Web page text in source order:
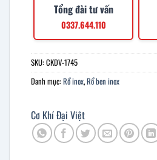
Tổng đài tư vấn
0337.644.110
SKU:CKDV-1745
Danh mục:Rổ inox,Rổ ben inox
Cơ Khí Đại Việt